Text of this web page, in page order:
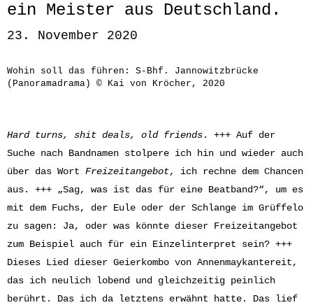
ein Meister aus Deutschland.
23. November 2020
Wohin soll das führen: S-Bhf. Jannowitzbrücke
(Panoramadrama) © Kai von Kröcher, 2020
Hard turns, shit deals, old friends. +++ Auf der
Suche nach Bandnamen stolpere ich hin und wieder auch
über das Wort Freizeitangebot, ich rechne dem Chancen
aus. +++ „Sag, was ist das für eine Beatband?“, um es
mit dem Fuchs, der Eule oder der Schlange im Grüffelo
zu sagen: Ja, oder was könnte dieser Freizeitangebot
zum Beispiel auch für ein Einzelinterpret sein? +++
Dieses Lied dieser Geierkombo von Annenmaykantereit,
das ich neulich lobend und gleichzeitig peinlich
berührt. Das ich da letztens erwähnt hatte. Das lief